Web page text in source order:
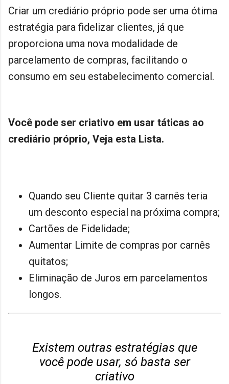
Criar um crediário próprio pode ser uma ótima
estratégia para fidelizar clientes, já que
proporciona uma nova modalidade de
parcelamento de compras, facilitando o
consumo em seu estabelecimento comercial.
Você pode ser criativo em usar táticas ao
crediário próprio, Veja esta Lista.
Quando seu Cliente quitar 3 carnês teria
um desconto especial na próxima compra;
Cartões de Fidelidade;
Aumentar Limite de compras por carnês
quitatos;
Eliminação de Juros em parcelamentos
longos.
Existem outras estratégias que
você pode usar, só basta ser
criativo